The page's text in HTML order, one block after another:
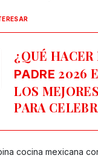
¿QUÉ HACER
PADRE 2026
LOS
PARA
cocina mexicana